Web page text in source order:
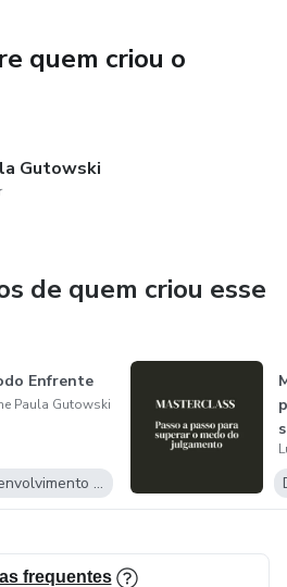
quem criou o
Gutowski
de quem criou esse
Enfrente
Paula Gutowski
Desenvolvimento Pessoal
frequentes